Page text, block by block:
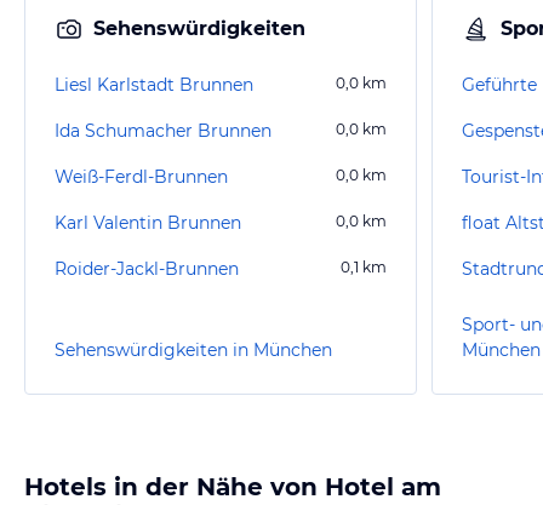
Sehenswürdigkeiten
Liesl Karlstadt Brunnen 0,0 km
Ida Schumacher Brunnen 0,0 km
Weiß-Ferdl-Brunnen 0,0 km
Karl Valentin Brunnen 0,0 km
Roider-Jackl-Brunnen 0,1 km
Sehenswürdigkeiten in München
float
Sport-
München
Hotels in der Nähe von Hotel am